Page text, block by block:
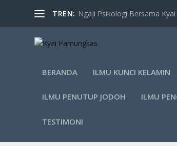
TREN: Ngaji Psikologi Bersama Kyai
BERANDA ILMU KUNCI KELAMIN
ILMU PENUTUP JODOH ILMU
TESTIMONI